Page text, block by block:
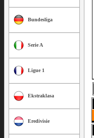
Bundesliga
Serie A
Ligue 1
Ekstraklasa
Eredivisie